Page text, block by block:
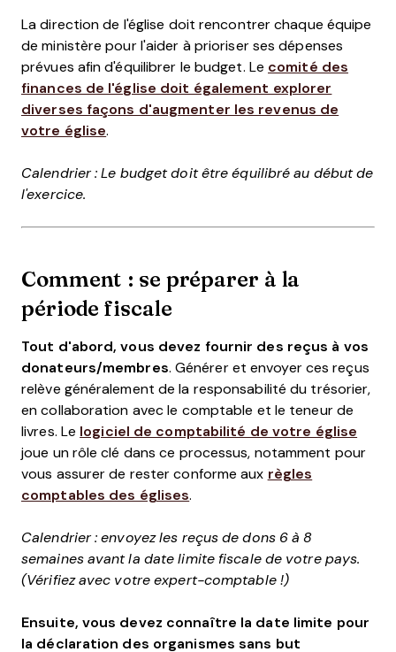
La direction de l'église doit rencontrer chaque équipe
de ministère pour l'aider à prioriser ses dépenses
prévues afin d'équilibrer le budget. Le comité des
finances de l'église doit également explorer
diverses façons d'augmenter les revenus de
votre église.
Calendrier : Le budget doit être équilibré au début de
l'exercice.
Comment : se préparer à la
période fiscale
Tout d'abord, vous devez fournir des reçus à vos
donateurs/membres. Générer et envoyer ces reçus
relève généralement de la responsabilité du trésorier,
en collaboration avec le comptable et le teneur de
livres. Le logiciel de comptabilité de votre église
joue un rôle clé dans ce processus, notamment pour
vous assurer de rester conforme aux règles
comptables des églises.
Calendrier : envoyez les reçus de dons 6 à 8
semaines avant la date limite fiscale de votre pays.
(Vérifiez avec votre expert-comptable !)
Ensuite, vous devez connaître la date limite pour
la déclaration des organismes sans but